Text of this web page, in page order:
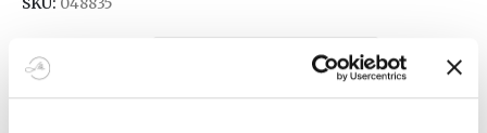
SKU: 048835
ROZMIARY